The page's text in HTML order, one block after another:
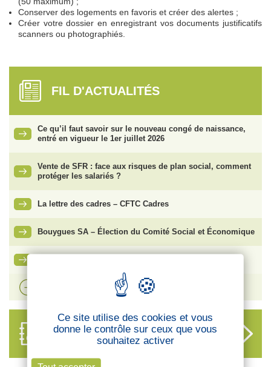
Conserver des logements en favoris et créer des alertes ;
Créer votre dossier en enregistrant vos documents justificatifs
scanners ou photographiés.
FIL D'ACTUALITÉS
Ce qu’il faut savoir sur le nouveau congé de naissance,
entré en vigueur le 1er juillet 2026
Vente de SFR : face aux risques de plan social, comment
protéger les salariés ?
La lettre des cadres – CFTC Cadres
Bouygues SA – Élection du Comité Social et Économique
Voir plus d'actualités
ANNUAIRE
DES DÉLÉGUÉS
Ce site utilise des cookies et vous
donne le contrôle sur ceux que vous
souhaitez activer